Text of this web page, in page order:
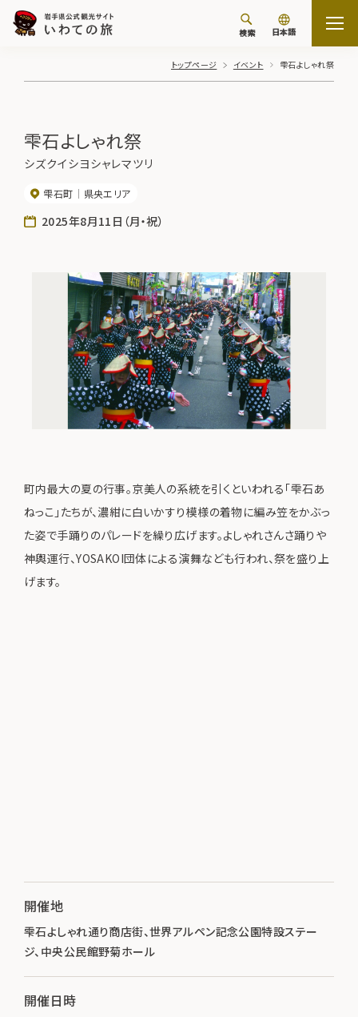
検索 日本語
トップページ イベント 雫石よしゃれ祭
雫石よしゃれ祭
シズクイシヨシャレマツリ
雫石町 県央エリア
2025年8月11日（月・祝）
町内最大の夏の行事。京美人の系統を引くといわれる「雫石あ
ねっこ」たちが、濃紺に白いかすり模様の着物に編み笠をかぶっ
た姿で手踊りのパレードを繰り広げます。よしゃれさんさ踊りや
神輿運行、YOSAKOI団体による演舞なども行われ、祭を盛り上
げます。
開催地
雫石よしゃれ通り商店街、世界アルペン記念公園特設ステー
ジ、中央公民館野菊ホール
開催日時